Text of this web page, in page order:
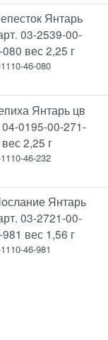
Янтарь
03-2539-00-
вес 2,25 г
46-080
Янтарь цв
0195-00-271-
2,25 г
46-232
Янтарь
03-2721-00-
вес 1,56 г
46-981